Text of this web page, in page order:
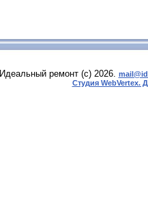
Идеальный ремонт (с) 2026.
Студия WebVertex.